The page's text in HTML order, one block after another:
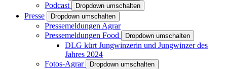
Podcast Dropdown umschalten
Presse Dropdown umschalten
Pressemeldungen Agrar
Pressemeldungen Food
Dropdown umschalten
DLG kürt Jungwinzerin und Jungwinzer des
Jahres 2024
Fotos-Agrar
Dropdown umschalten